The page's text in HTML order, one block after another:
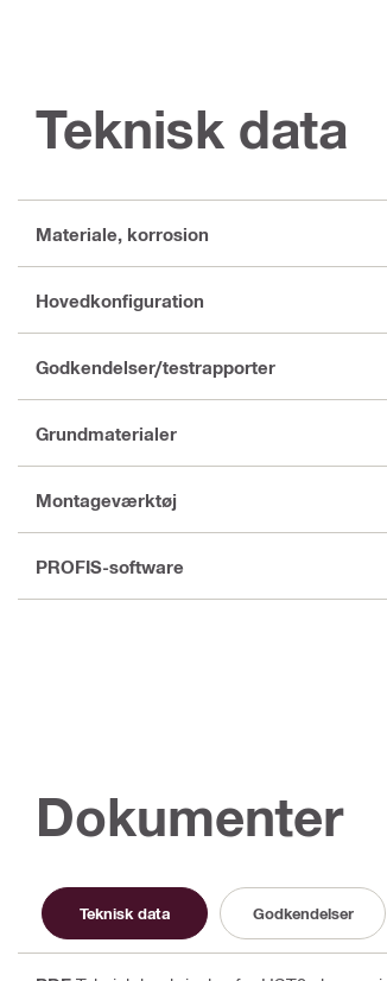
Teknisk data
Materiale, korrosion
Hovedkonfiguration
Godkendelser/testrapporter
Grundmaterialer
Montageværktøj
PROFIS-software
Dokumenter
Teknisk data Godkendelser